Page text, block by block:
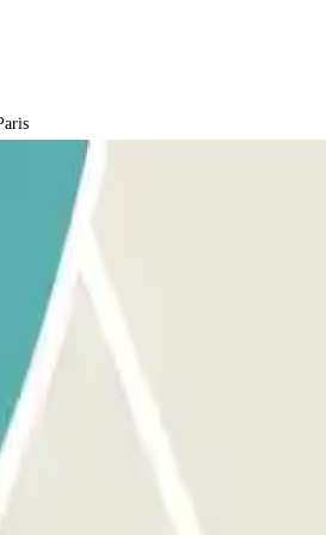
het ticket niet mee
op afstand via de intercom.
van de voetgangersingangen die
de slagboom bij de uitgang. Uw
de parkeervoucher staat vermeld.
vermelde tijd. Als u buiten dit